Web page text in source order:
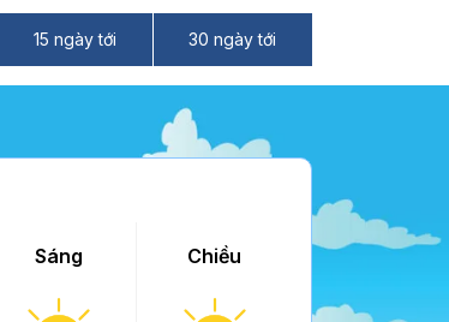
15 ngày tới 30 ngày tới
Sáng Chiều